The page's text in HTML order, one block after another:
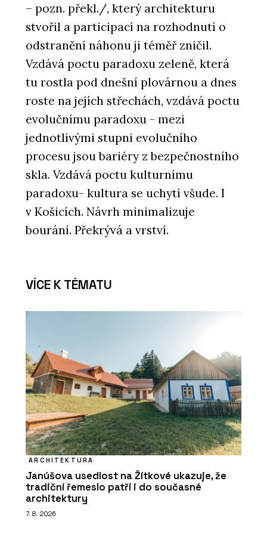
– pozn. překl./, který architekturu
stvořil a participací na rozhodnutí o
odstranění náhonu ji téměř zničil.
Vzdává poctu paradoxu zeleně, která
tu rostla pod dnešní plovárnou a dnes
roste na jejích střechách, vzdává poctu
evolučnímu paradoxu - mezi
jednotlivými stupni evolučního
procesu jsou bariéry z bezpečnostního
skla. Vzdává poctu kulturnímu
paradoxu- kultura se uchytí všude. I
v Košicích. Návrh minimalizuje
bourání. Překrývá a vrství.
VÍCE K TÉMATU
ARCHITEKTURA
Janúšova usedlost na Žítkové ukazuje, že
tradiční řemeslo patří i do současné
architektury
7. 8. 2026